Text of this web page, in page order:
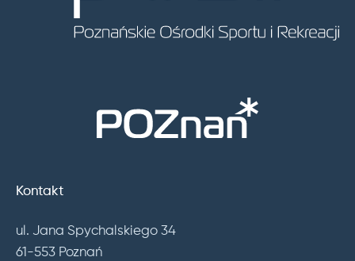
Kontakt
ul. Jana Spychalskiego 34
61-553 Poznań